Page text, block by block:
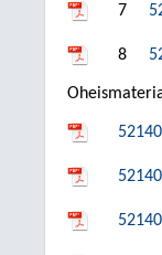
7
8